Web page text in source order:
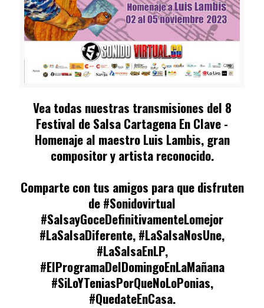
Vea todas nuestras transmisiones del 8
Festival de Salsa Cartagena En Clave -
Homenaje al maestro Luis Lambis, gran
compositor y artista reconocido.
Comparte con tus amigos para que disfruten
de #Sonidovirtual
#SalsayGoceDefinitivamenteLomejor
#LaSalsaDiferente, #LaSalsaNosUne,
#LaSalsaEnLP,
#ElProgramaDelDomingoEnLaMañana
#SiLoYTeniasPorQueNoLoPonias,
#QuedateEnCasa.